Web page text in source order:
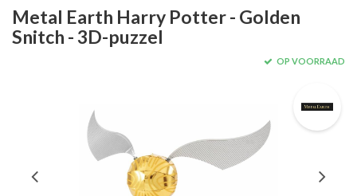
Metal Earth Harry Potter - Golden
Snitch - 3D-puzzel
OP VOORRAAD